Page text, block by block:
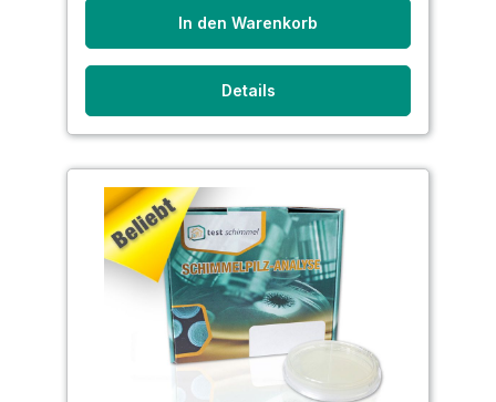
In den Warenkorb
Details